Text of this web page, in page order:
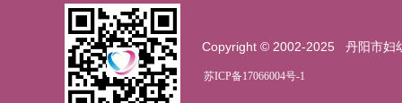
苏ICP备17066004号-1
Copyright © 2002-2025 丹阳市妇